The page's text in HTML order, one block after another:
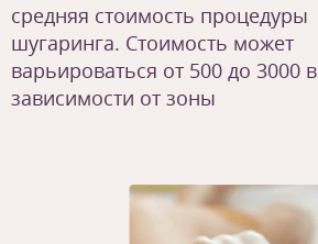
средняя стоимость процедуры
шугаринга. Стоимость может
варьироваться от 500 до 3000 в
зависимости от зоны